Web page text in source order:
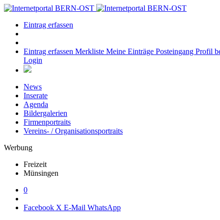
Eintrag erfassen
Eintrag erfassen Merkliste Meine Einträge Posteingang Profil
Login
News
Inserate
Agenda
Bildergalerien
Firmenportraits
Vereins- / Organisationsportraits
Werbung
Freizeit
Münsingen
0
Facebook X E-Mail WhatsApp